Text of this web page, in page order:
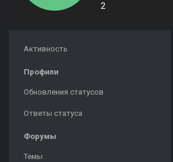
2
Активность
Профили
Обновления статусов
Ответы статуса
Форумы
Темы